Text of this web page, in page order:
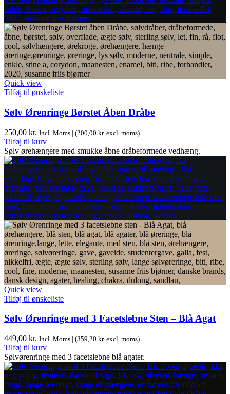
Quick view
Tilføj til ønskeliste
Sølv Ørenringe Børstet Åben Dråbe
250,00 kr. Incl. Moms | (200,00 kr. excl. moms)
Tilføj til kurv
Sølv ørehængere med smukke åbne dråbeformede vedhæng.
Quick view
Tilføj til ønskeliste
Sølv Ørenringe med 3 Facetslebne Sten – Blå Agat
449,00 kr. Incl. Moms | (359,20 kr. excl. moms)
Tilføj til kurv
Sølvørenringe med 3 facetslebne blå agater.